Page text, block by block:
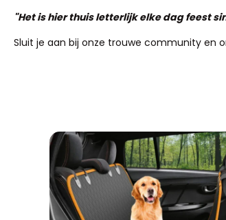
"Het is hier thuis letterlijk elke dag feest
Sluit je aan bij onze trouwe community en